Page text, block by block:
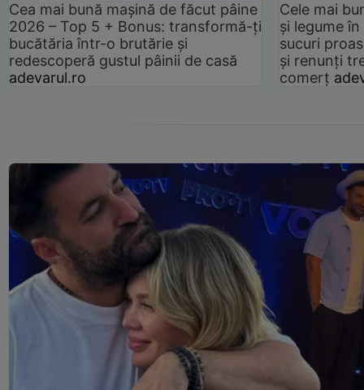
Cea mai bună mașină de făcut pâine
2026 – Top 5 + Bonus: transformă-ți
bucătăria într-o brutărie și
redescoperă gustul pâinii de casă
adevarul.ro
Cele mai
și legume
sucuri
și renunți
comerț